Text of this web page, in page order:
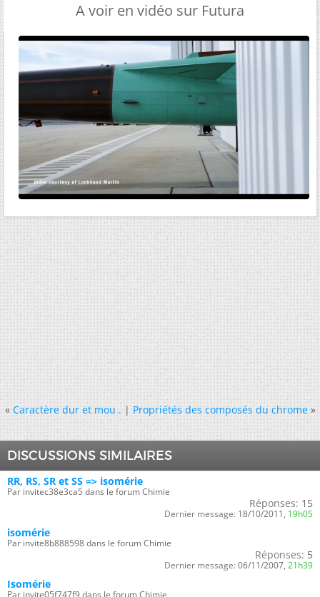
A voir en vidéo sur Futura
« Caractère dur et mou .|Propriétés des composés du chrome »
DISCUSSIONS SIMILAIRES
RR, RS, SR et SS => isomérie
Par invitec38e3ca5 dans le forum Chimie
Réponses: 15
Dernier message: 18/10/2011, 19h05
isomérie
Par invite8b888598 dans le forum Chimie
Réponses: 5
Dernier message: 06/11/2007, 21h39
Isomérie
Par invite05f747f9 dans le forum Chimie